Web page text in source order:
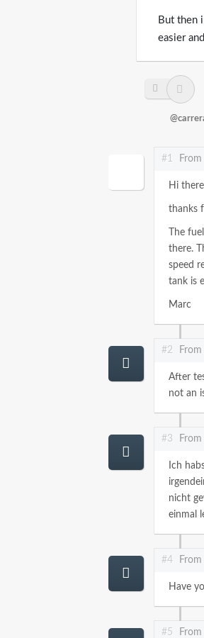
But then
easier
#1 From
Hi
thanks
The
there.
speed
tank is
Marc
#2 From
After
not an
#3 From
Ich
nicht
einmal
#4 From
Have
#5 From